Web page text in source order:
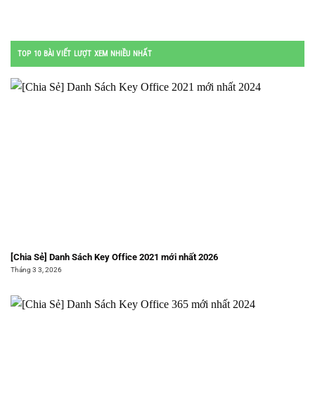
TOP 10 BÀI VIẾT LƯỢT XEM NHIỀU NHẤT
[Chia Sẻ] Danh Sách Key Office 2021 mới nhất 2026
Tháng 3 3, 2026